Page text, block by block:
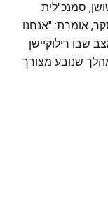
סמנכ"לית
אומרת: "אנחנו
שבו רילוקיישן
שנובע מצורך